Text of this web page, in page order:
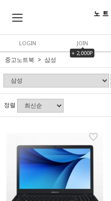
LOGIN
JOIN
+ 2,000P
중고노트북 삼성
정렬